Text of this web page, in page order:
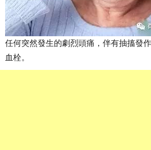
任何突然發生的劇烈頭痛，伴有抽搐發
血栓。